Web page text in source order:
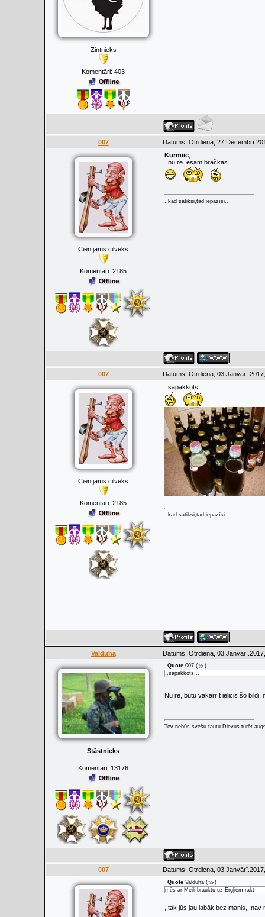
Zintnieks
Komentāri: 403
007 Datums: Otrdiena,
Cienījams cilvēks
Komentāri: 2185
Kurmiic
..nu re..esam bračkas...
..kad satiksi,tad iepazīsi..
007 Datums: Otrdiena,
Cienījams cilvēks
Komentāri: 2185
..sapakkots...
..kad satiksi,tad iepazīsi..
Valduha Datums: Otrdiena,
Stāstnieks
Komentāri: 13176
Quote 007 (
)
..sapakkots...
Nu re, būtu vakarrīt ielicis šo bildi,
Tev nebūs svešu tautu Dievus turēt
007 Datums: Otrdiena,
Quote Valduha (
)
mēs ar Meili brauktu uz Ērgļiem rakt
,,tak jūs jau labāk bez